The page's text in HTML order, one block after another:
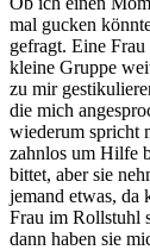
mal gucken
gefragt. Eine
kleine Gruppe
zu mir
die mich
wiederum spricht
zahnlos um Hilfe
bittet, aber sie
jemand etwas, da
Frau im Rollstuhl
dann haben sie